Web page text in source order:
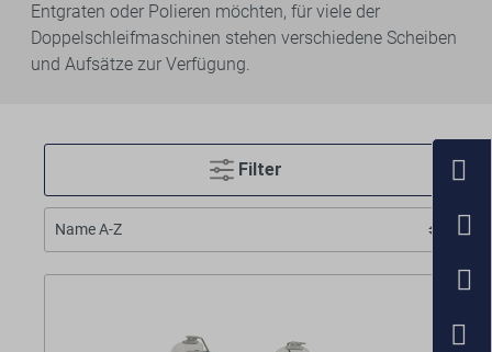
Entgraten oder Polieren möchten, für viele der
Doppelschleifmaschinen stehen verschiedene Scheiben
und Aufsätze zur Verfügung.
Filter